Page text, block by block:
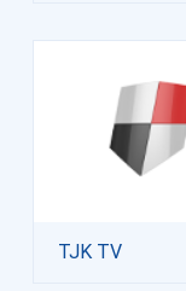
TJK TV